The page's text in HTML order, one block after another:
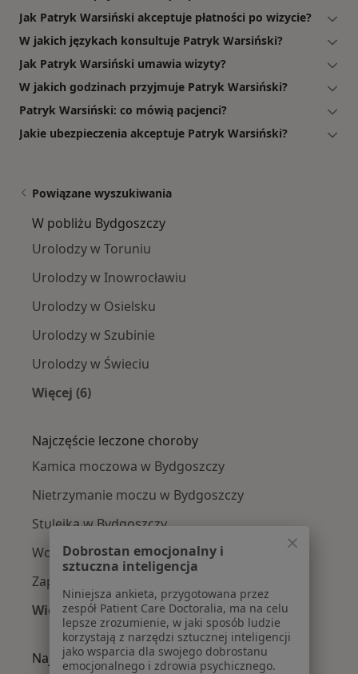
Jak Patryk Warsiński akceptuje płatności po wizycie?
W jakich językach konsultuje Patryk Warsiński?
Jak Patryk Warsiński umawia wizyty?
W jakich godzinach przyjmuje Patryk Warsiński?
Patryk Warsiński: co mówią pacjenci?
Jakie ubezpieczenia akceptuje Patryk Warsiński?
Powiązane wyszukiwania
W pobliżu Bydgoszczy
Urolodzy w Toruniu
Urolodzy w Inowrocławiu
Urolodzy w Osielsku
Urolodzy w Szubinie
Urolodzy w Świeciu
Więcej (6)
Najczęście leczone choroby
Kamica moczowa w Bydgoszczy
Nietrzymanie moczu w Bydgoszczy
Stulejka w Bydgoszczy
Wodniak jądra w Bydgoszczy
Zapalenie prostaty w Bydgoszczy
Więcej (15)
Więcej w kategorii: Najczęście leczone
Najpopularniejsze ubezpieczenia
Dobrostan emocjonalny i
sztuczna inteligencja
Niniejsza ankieta, przygotowana przez
zespół Patient Care Doctoralia, ma na celu
lepsze zrozumienie, w jaki sposób ludzie
korzystają z narzędzi sztucznej inteligencji
jako wsparcia dla swojego dobrostanu
emocjonalnego i zdrowia psychicznego.